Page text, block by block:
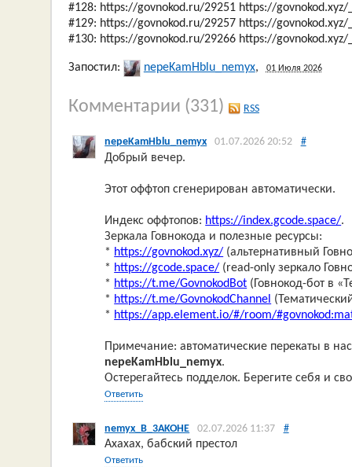
#128: https://govnokod.ru/29251 https://govnokod.xyz/
#129: https://govnokod.ru/29257 https://govnokod.xyz/
#130: https://govnokod.ru/29266 https://govnokod.xyz/
Запостил: nepeKamHblu_nemyx, 01 Июля 2026
Комментарии (331) RSS
nepeKamHblu_nemyx 01.07.2026 20:52 #
Добрый вечер.
Этот оффтоп сгенерирован автоматически.
Индекс оффтопов: https://index.gcode.space/.
Зеркала Говнокода и полезные ресурсы:
* https://govnokod.xyz/ (альтернативный
* https://gcode.space/ (read-only зеркало
* https://t.me/GovnokodBot (Говнокод-бот в
* https://t.me/GovnokodChannel
* https://app.element.io/#/room/
Примечание: автоматические перекаты в
nepeKamHblu_nemyx.
Остерегайтесь подделок. Берегите себя и
Ответить
nemyx_B_3AKOHE 02.07.2026 11:37 #
Ахахах, бабский престол
Ответить